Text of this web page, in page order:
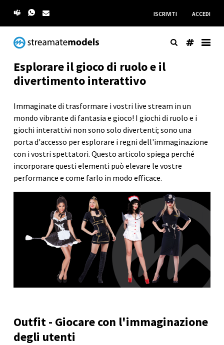
ISCRIVITI ACCEDI
Esplorare il gioco di ruolo e il
divertimento interattivo
Immaginate di trasformare i vostri live stream in un
mondo vibrante di fantasia e gioco! I giochi di ruolo e i
giochi interattivi non sono solo divertenti; sono una
porta d'accesso per esplorare i regni dell'immaginazione
con i vostri spettatori. Questo articolo spiega perché
incorporare questi elementi può elevare le vostre
performance e come farlo in modo efficace.
Outfit - Giocare con l'immaginazione
degli utenti